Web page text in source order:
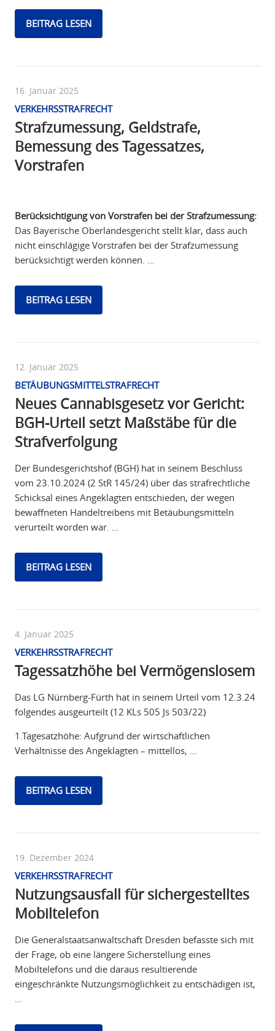
BEITRAG LESEN
16. Januar 2025
VERKEHRSSTRAFRECHT
Strafzumessung, Geldstrafe,
Bemessung des Tagessatzes,
Vorstrafen
Berücksichtigung von Vorstrafen bei der Strafzumessung:
Das Bayerische Oberlandesgericht stellt klar, dass auch
nicht einschlägige Vorstrafen bei der Strafzumessung
berücksichtigt werden können. …
BEITRAG LESEN
12. Januar 2025
BETÄUBUNGSMITTELSTRAFRECHT
Neues Cannabisgesetz vor Gericht:
BGH-Urteil setzt Maßstäbe für die
Strafverfolgung
Der Bundesgerichtshof (BGH) hat in seinem Beschluss
vom 23.10.2024 (2 StR 145/24) über das strafrechtliche
Schicksal eines Angeklagten entschieden, der wegen
bewaffneten Handeltreibens mit Betäubungsmitteln
verurteilt worden war. …
BEITRAG LESEN
4. Januar 2025
VERKEHRSSTRAFRECHT
Tagessatzhöhe bei Vermögenslosem
Das LG Nürnberg-Fürth hat in seinem Urteil vom 12.3.24
folgendes ausgeurteilt (12 KLs 505 Js 503/22)
1.Tagesatzhöhe: Aufgrund der wirtschaftlichen
Verhältnisse des Angeklagten – mittellos, …
BEITRAG LESEN
19. Dezember 2024
VERKEHRSSTRAFRECHT
Nutzungsausfall für sichergestelltes
Mobiltelefon
Die Generalstaatsanwaltschaft Dresden befasste sich mit
der Frage, ob eine längere Sicherstellung eines
Mobiltelefons und die daraus resultierende
eingeschränkte Nutzungsmöglichkeit zu entschädigen ist,